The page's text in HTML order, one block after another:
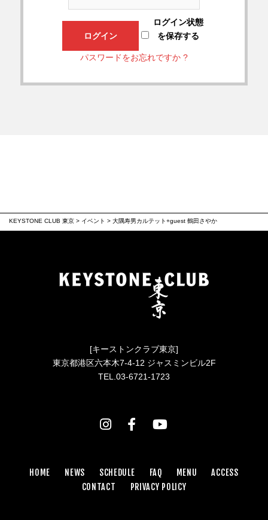
ログイン状態
を保存する
パスワードをお忘れですか ?
KEYSTONE CLUB 東京 > イベント > 大隅寿男カルテット+guest 鶴田さやか
[キーストンクラブ東京]
東京都港区六本木7-4-12 ジャスミンビル2F
TEL.03-6721-1723
HOME NEWS SCHEDULE FAQ MENU
ACCESS
CONTACT
PRIVACY POLICY